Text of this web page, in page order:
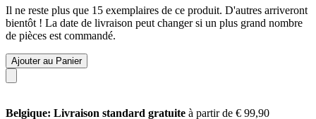
Il ne reste plus que 15 exemplaires de ce produit. D'autres arriveront
bientôt ! La date de livraison peut changer si un plus grand nombre
de pièces est commandé.
Ajouter au Panier
Belgique: Livraison standard gratuite à partir de € 99,90